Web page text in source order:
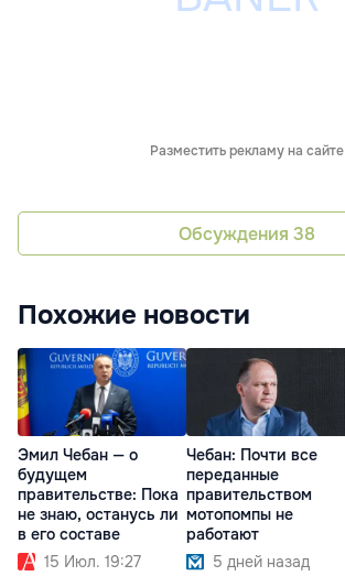
Разместить рекламу на сайте
Обсуждения 38
Похожие новости
Эмил Чебан — о
будущем
правительстве: Пока
не знаю, останусь ли
в его составе
15 Июл. 19:27
Чебан: Почти все
переданные
правительством
мотопомпы не
работают
5 дней назад